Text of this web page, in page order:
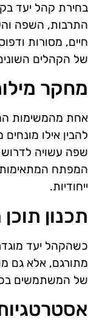
בחירת קהל יעד
התרבות, השפה
חיים, מסורות
של הקהלים
מחקר
אחת מהמשימות
להבין אילו
שפה עשויה לדרוש
המפתח המתאימות
ייחודיות.
תכנון
כשהקהל יעד
מתורגם, אלא גם
של המשתמשים בכל